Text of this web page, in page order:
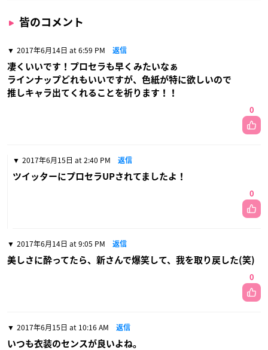
皆のコメント
2017年6月14日 at 6:59 PM 返信
凄くいいです！プロセラも早くみたいなぁ
ラインナップどれもいいですが、色紙が特に欲しいので
推しキャラ出てくれることを祈ります！！
0
2017年6月15日 at 2:40 PM 返信
ツイッターにプロセラUPされてましたよ！
0
2017年6月14日 at 9:05 PM 返信
美しさに酔ってたら、新さんで爆笑して、我を取り戻した(笑)
0
2017年6月15日 at 10:16 AM 返信
いつも衣装のセンスが良いよね。